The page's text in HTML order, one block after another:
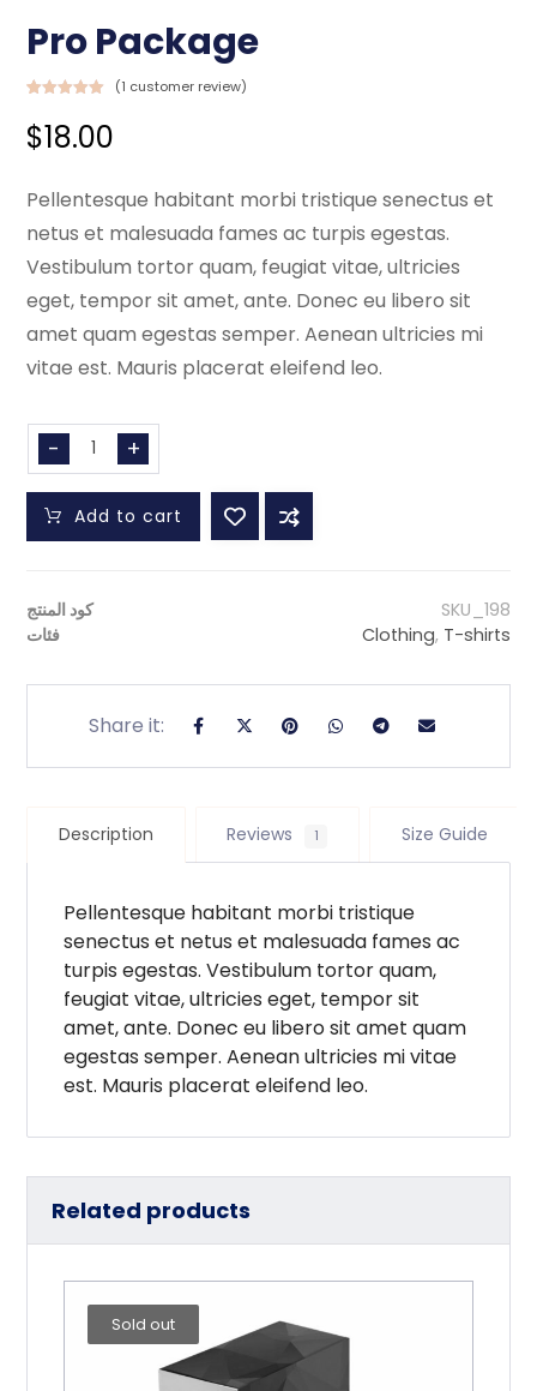
Pro Package
of 5 based
on
customer
(1 customer review)
$18.00
Pellentesque habitant morbi tristique senectus et
netus et malesuada fames ac turpis egestas.
Vestibulum tortor quam, feugiat vitae, ultricies
eget, tempor sit amet, ante. Donec eu libero sit
amet quam egestas semper. Aenean ultricies mi
vitae est. Mauris placerat eleifend leo.
- +
Add to cart
كود المنتج
SKU_198
فئات
Clothing, T-shirts
Description Reviews 1 Size Guide
Pellentesque habitant morbi tristique
senectus et netus et malesuada fames ac
turpis egestas. Vestibulum tortor quam,
feugiat vitae, ultricies eget, tempor sit
amet, ante. Donec eu libero sit amet quam
egestas semper. Aenean ultricies mi vitae
est. Mauris placerat eleifend leo.
Related products
Sold out